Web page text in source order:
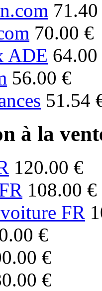
70.00 €
ADE 64.00
56.00 €
51.54
à la
120.00 €
108.00 €
FR
€
€
€